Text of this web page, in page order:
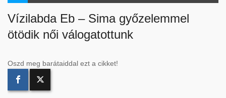
Vízilabda Eb – Sima győzelemmel
ötödik női válogatottunk
Oszd meg barátaiddal ezt a cikket!